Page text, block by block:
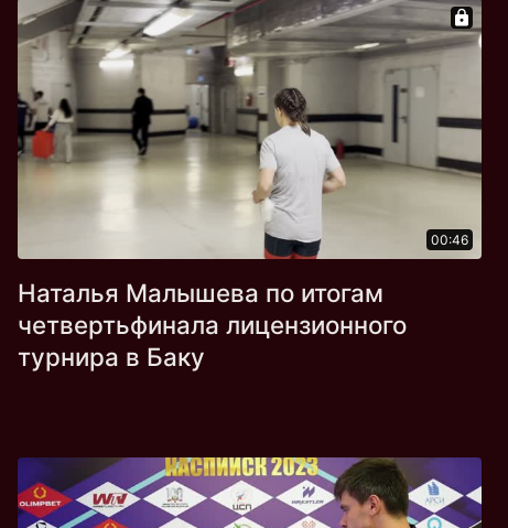
00:46
Наталья Малышева по итогам
четвертьфинала лицензионного
турнира в Баку